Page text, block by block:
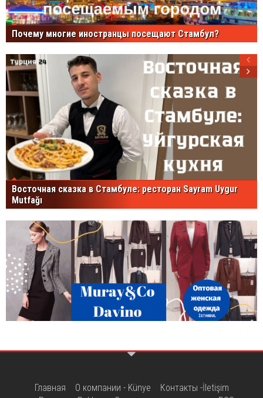
Почему многие иностранцы посещают Стамбул?
Восточная сказка в Стамбуле: ресторан Sayram Uygur
Mutfağı
Главная О компании - Künye
Контакты -İletişim